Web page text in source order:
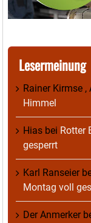
Lesermeinung
Rainer Kirmse ,
Himmel
Hias bei Rotter
gesperrt
Karl Ranseier
Montag voll
Der Anmerker